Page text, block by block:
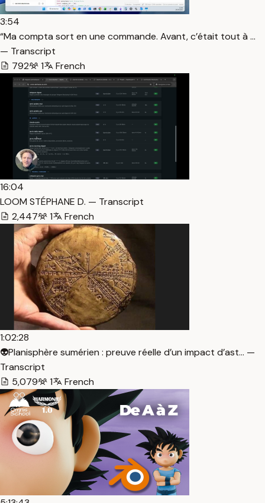
3:54
“Ma compta sort en une commande. Avant, c’était tout à …
— Transcript
792
1 French
16:04
LOOM STÉPHANE D. — Transcript
2,447
1 French
1:02:28
👽Planisphère sumérien : preuve réelle d’un impact d’ast… —
Transcript
5,079
1 French